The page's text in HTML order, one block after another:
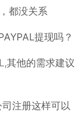
都没关系
提现吗？
其他的需求建议
注册这样可以